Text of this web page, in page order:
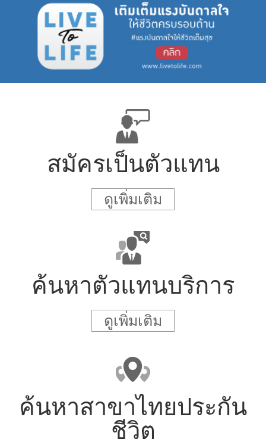
สมัครเป็นตัวแทน
ดูเพิ่มเติม
ค้นหาตัวแทนบริการ
ดูเพิ่มเติม
ค้นหาสาขาไทยประกัน
ชีวิต